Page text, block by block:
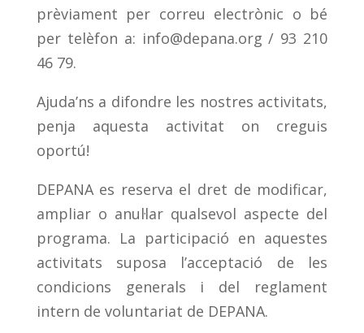
prèviament per correu electrònic o bé
per telèfon a: info@depana.org / 93 210
46 79.
Ajuda’ns a difondre les nostres activitats,
penja aquesta activitat on creguis
oportú!
DEPANA es reserva el dret de modificar,
ampliar o anul·lar qualsevol aspecte del
programa. La participació en aquestes
activitats suposa l’acceptació de les
condicions generals i del reglament
intern de voluntariat de DEPANA.